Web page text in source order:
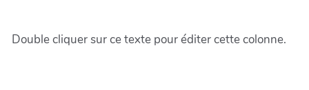
Double cliquer sur ce texte pour éditer cette colonne.